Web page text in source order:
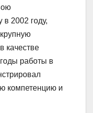
2002 году,
качестве
работы в
компетенцию и